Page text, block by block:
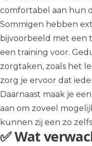
comfortabel aan hun
Sommigen hebben
bijvoorbeeld met een
een training voor.
zorgtaken, zoals het
zorg je ervoor dat
Daarnaast maak je
aan om zoveel
kunnen zij een zo
✅ Wat